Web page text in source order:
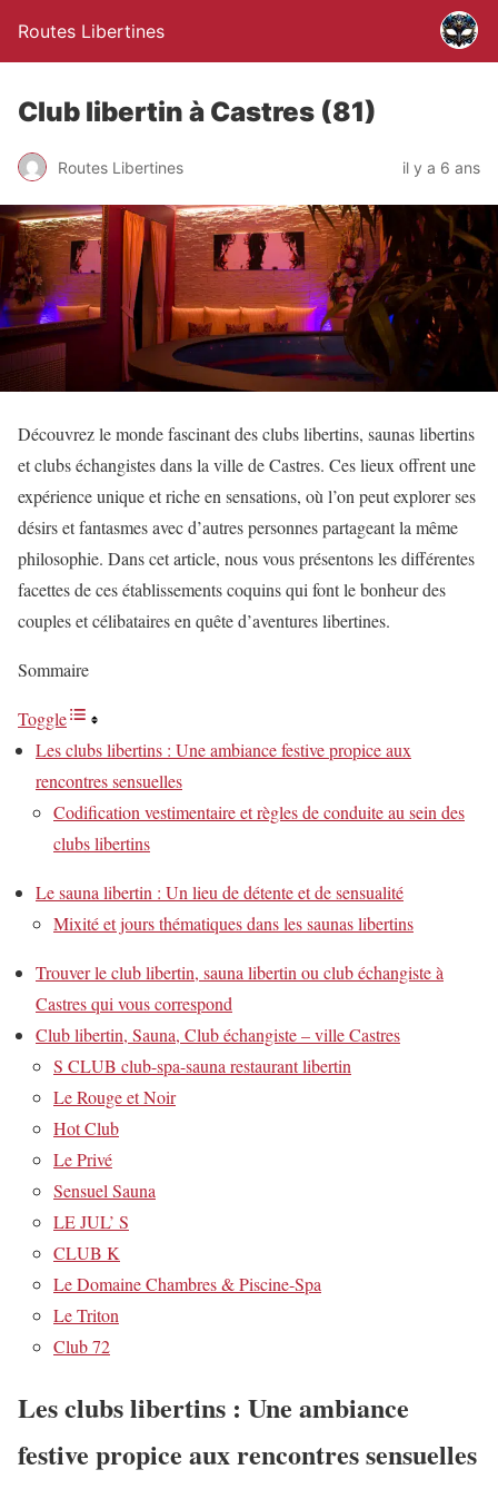
Routes Libertines
Club libertin à Castres (81)
Routes Libertines il y a 6 ans
Découvrez le monde fascinant des clubs libertins, saunas libertins
et clubs échangistes dans la ville de Castres. Ces lieux offrent une
expérience unique et riche en sensations, où l’on peut explorer ses
désirs et fantasmes avec d’autres personnes partageant la même
philosophie. Dans cet article, nous vous présentons les différentes
facettes de ces établissements coquins qui font le bonheur des
couples et célibataires en quête d’aventures libertines.
Sommaire
Toggle
Les clubs libertins : Une ambiance festive propice aux
rencontres sensuelles
Codification vestimentaire et règles de conduite au sein des
clubs libertins
Le sauna libertin : Un lieu de détente et de sensualité
Mixité et jours thématiques dans les saunas libertins
Trouver le club libertin, sauna libertin ou club échangiste à
Castres qui vous correspond
Club libertin, Sauna, Club échangiste – ville Castres
S CLUB club-spa-sauna restaurant libertin
Le Rouge et Noir
Hot Club
Le Privé
Sensuel Sauna
LE JUL’ S
CLUB K
Le Domaine Chambres & Piscine-Spa
Le Triton
Club 72
Les clubs libertins : Une ambiance
festive propice aux rencontres sensuelles